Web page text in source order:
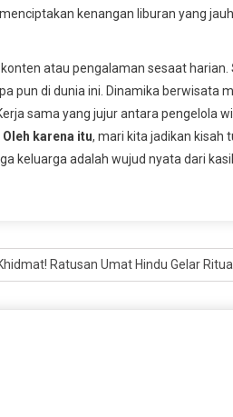
kenangan liburan yang
atau pengalaman sesaat harian.
pun di dunia ini. Dinamika berwisata
sama yang jujur antara pengelola
Oleh karena itu, mari kita jadikan kisah
keluarga adalah wujud nyata dari
Ratusan Umat Hindu Gelar